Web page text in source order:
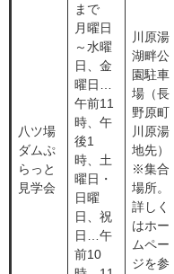
八ツ場
ダムぷ
らっと
見学会
まで
月曜日
～水曜
日、金
曜日…
午前11
時、午
後1
時、土
曜日・
日曜
日、祝
日…午
前10
川原湯
湖畔公
園駐車
場（長
野原町
川原湯
地先）
※集合
場所。
詳しく
はホー
ムペー
ジを参